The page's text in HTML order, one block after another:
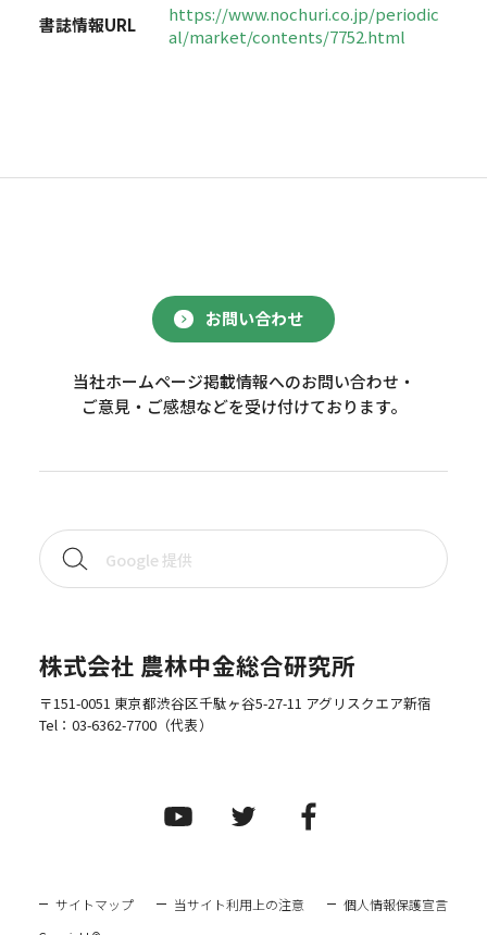
書誌情報URL
https://www.nochuri.co.jp/periodic
al/market/contents/7752.html
お問い合わせ
当社ホームページ掲載情報へのお問い合わせ・
ご意見・ご感想などを受け付けております。
株式会社 農林中金総合研究所
〒151-0051 東京都渋谷区千駄ヶ谷5-27-11 アグリスクエア新宿
Tel： 03-6362-7700（代表）
サイトマップ 当サイト利用上の注意 個人情報保護宣言